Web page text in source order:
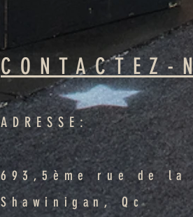
CONTACTEZ-
ADRESSE:
693,5ème rue de
Shawinigan, Qc